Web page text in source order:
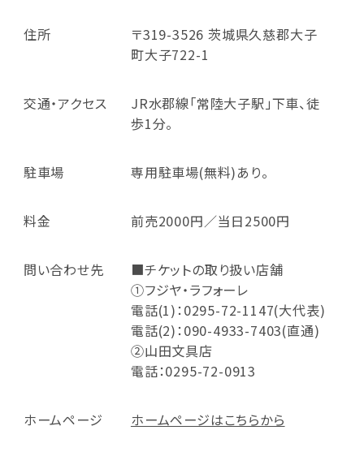
住所
〒319-3526 茨城県久慈郡大子
町大子722-1
交通・アクセス
JR水郡線「常陸大子駅」下車、徒
歩1分。
駐車場 専用駐車場(無料)あり。
料金 前売2000円／当日2500円
問い合わせ先
■チケットの取り扱い店舗
①フジヤ・ラフォーレ
電話(1)：0295-72-1147(大代表)
電話(2)：090-4933-7403(直通)
②山田文具店
電話：0295-72-0913
ホームページ ホームページはこちらから